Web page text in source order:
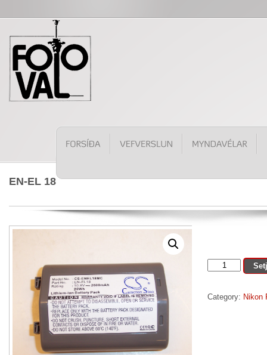
EN-EL 18
18
Category: Nikon